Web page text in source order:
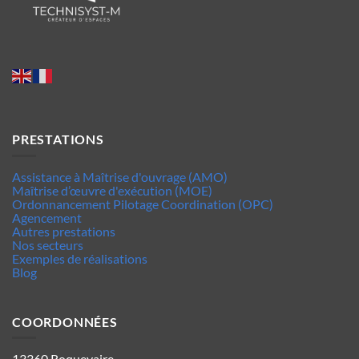
PRESTATIONS
Assistance à Maîtrise d'ouvrage (AMO)
Maîtrise d’œuvre d'exécution (MOE)
Ordonnancement Pilotage Coordination (OPC)
Agencement
Autres prestations
Nos secteurs
Exemples de réalisations
Blog
COORDONNÉES